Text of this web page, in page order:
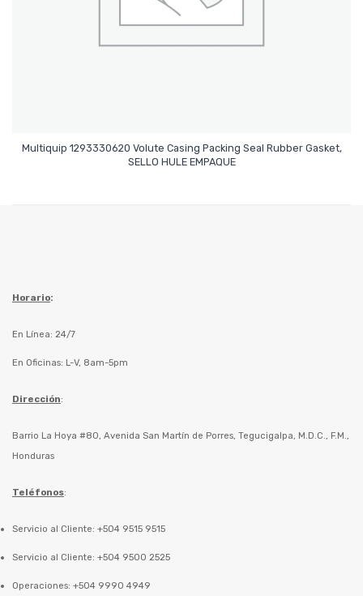
Multiquip 1293330620 Volute Casing Packing Seal Rubber Gasket,
SELLO HULE EMPAQUE
Leer Más
Horario:
En Línea: 24/7
En Oficinas: L-V, 8am-5pm
Dirección:
Barrio La Hoya #80, Avenida San Martín de Porres, Tegucigalpa, M.D.C., F.M.,
Honduras
Teléfonos:
Servicio al Cliente: +504 9515 9515
Servicio al Cliente: +504 9500 2525
Operaciones: +504 9990 4949